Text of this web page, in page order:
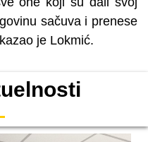
sačuva i prenese
je Lokmić.